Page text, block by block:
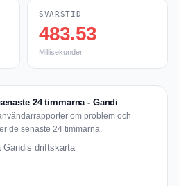
SVARSTID
483.53
Millisekunder
24 timmarna - Gandi
om problem och
de senaste 24 timmarna.
Gandis driftskarta